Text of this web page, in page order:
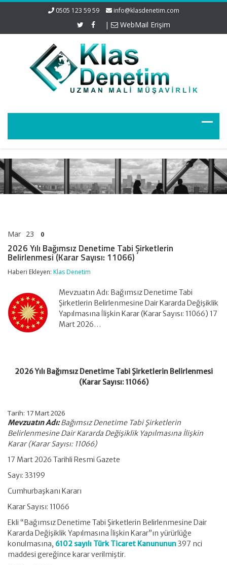
0505 123 59 59 info@klasdenetim.com
| WebMail Erişim
Mar 23 0
2026 Yılı Bağımsız Denetime Tabi Şirketlerin
Belirlenmesi (Karar Sayısı: 11066)
Haberi Ekleyen: Klas Denetim
Mevzuatın Adı: Bağımsız Denetime Tabi
Şirketlerin Belirlenmesine Dair Kararda Değişiklik
Yapılmasına İlişkin Karar (Karar Sayısı: 11066) 17
Mart 2026…
2026 Yılı Bağımsız Denetime Tabi Şirketlerin Belirlenmesi
(Karar Sayısı: 11066)
Tarih: 17 Mart 2026
Mevzuatın Adı:Bağımsız Denetime Tabi Şirketlerin
Belirlenmesine Dair Kararda Değişiklik Yapılmasına İlişkin
Karar (Karar Sayısı: 11066)
17 Mart 2026 Tarihli Resmi Gazete
Sayı: 33199
Cumhurbaşkanı Kararı
Karar Sayısı: 11066
Ekli “Bağımsız Denetime Tabi Şirketlerin Belirlenmesine Dair
Kararda Değişiklik Yapılmasına İlişkin Karar”ın yürürlüğe
konulmasına, 6102 sayılı Türk Ticaret Kanununun397 nci
maddesi gereğince karar verilmiştir.